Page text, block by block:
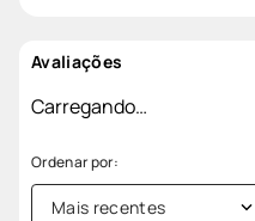
Avaliações
Carregando…
Mais recentes